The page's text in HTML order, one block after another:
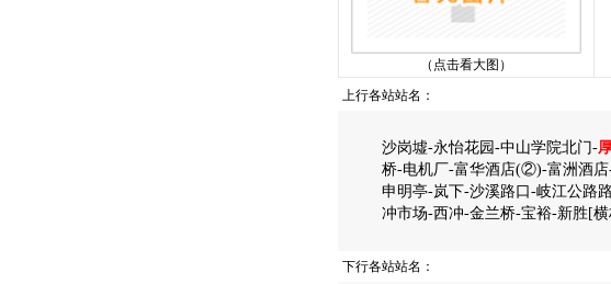
（点击看大图）
上行各站站名：
沙岗墟-永怡花园-中山学院北门-
桥-电机厂-富华酒店(②)-富洲酒
申明亭-岚下-沙溪路口-岐江公路
冲市场-西冲-金兰桥-宝裕-新胜[
下行各站站名：